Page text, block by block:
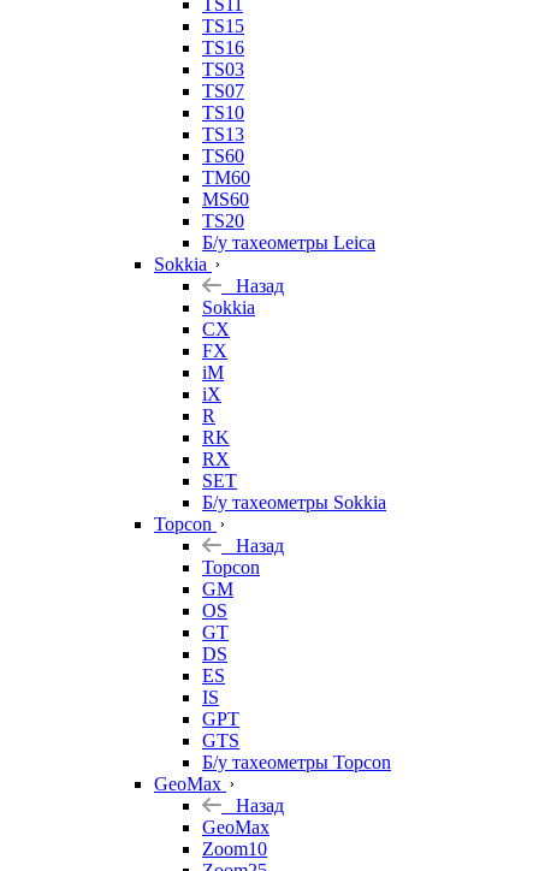
TS11
TS15
TS16
TS03
TS07
TS10
TS13
TS60
TM60
MS60
TS20
Б/у тахеометры Leica
Sokkia
Назад
Sokkia
CX
FX
iM
iX
R
RK
RX
SET
Б/у тахеометры Sokkia
Topcon
Назад
Topcon
GM
OS
GT
DS
ES
IS
GPT
GTS
Б/у тахеометры Topcon
GeoMax
Назад
GeoMax
Zoom10